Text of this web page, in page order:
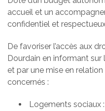
accueil et un
confidentiel et
De favoriser l’accès aux
Dourdain en informant sur
et par une mise en
concernés :
Logements sociaux